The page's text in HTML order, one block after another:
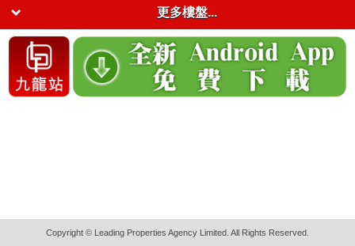
更多樓盤...
Copyright © Leading Properties Agency Limited. All Rights Reserved.